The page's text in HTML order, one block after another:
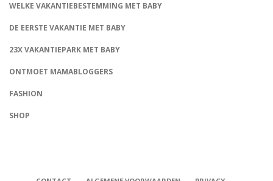
WELKE VAKANTIEBESTEMMING MET BABY
DE EERSTE VAKANTIE MET BABY
23X VAKANTIEPARK MET BABY
ONTMOET MAMABLOGGERS
FASHION
SHOP